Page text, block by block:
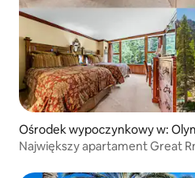
Ośrodek wypoczynkowy w:
Największy apartament Great